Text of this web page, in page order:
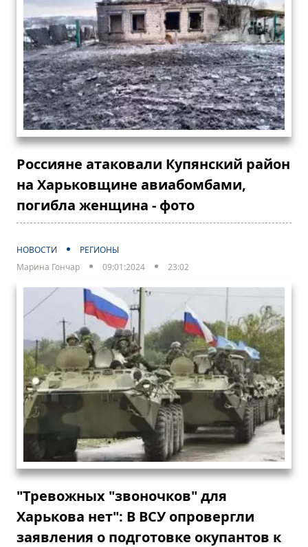
Россияне атаковали Купянский район
на Харьковщине авиабомбами,
погибла женщина - фото
НОВОСТИ
РЕГИОНЫ
Марина Гончар
09:01:2024 23:02
"Тревожных "звоночков" для
Харькова нет": В ВСУ опровергли
заявления о подготовке окупантов к